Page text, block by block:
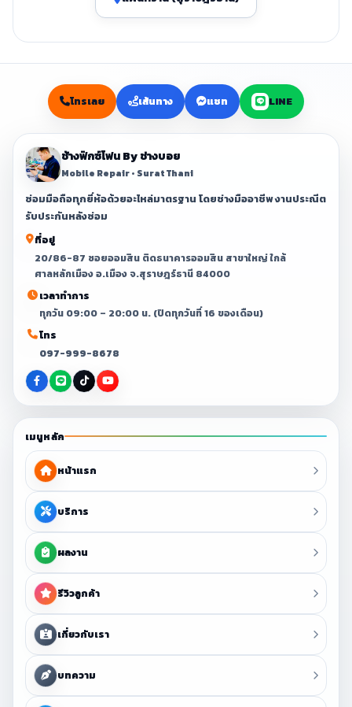
โทรเลย เส้นทาง แชท LINE
ช้างฟิกซ์โฟน By ช่างบอย
Mobile Repair • Surat Thani
ซ่อมมือถือทุกยี่ห้อด้วยอะไหล่มาตรฐาน โดยช่างมืออาชีพ งานประณีต
รับประกันหลังซ่อม
ที่อยู่
20/86-87 ซอยออมสิน ติดธนาคารออมสิน สาขาใหญ่ ใกล้
ศาลหลักเมือง อ.เมือง จ.สุราษฎร์ธานี 84000
เวลาทำการ
ทุกวัน 09:00 – 20:00 น. (ปิดทุกวันที่ 16 ของเดือน)
โทร
097-999-8678
เมนูหลัก
หน้าแรก
บริการ
ผลงาน
รีวิวลูกค้า
เกี่ยวกับเรา
บทความ